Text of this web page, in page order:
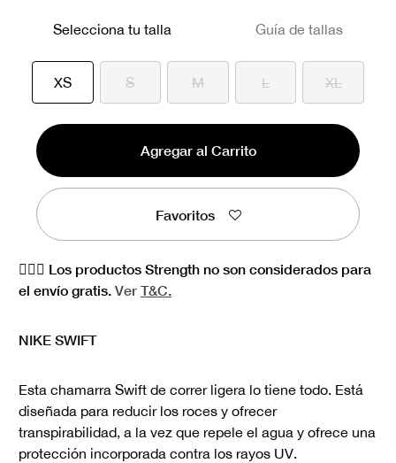
Selecciona tu talla Guía de tallas
XSseleccionado
S M L XL
Agregar al Carrito
Favoritos
🏋🏻‍♀️ Los productos Strength no son considerados para
el envío gratis. Ver T&C.
NIKE SWIFT
Esta chamarra Swift de correr ligera lo tiene todo. Está
diseñada para reducir los roces y ofrecer
transpirabilidad, a la vez que repele el agua y ofrece una
protección incorporada contra los rayos UV.